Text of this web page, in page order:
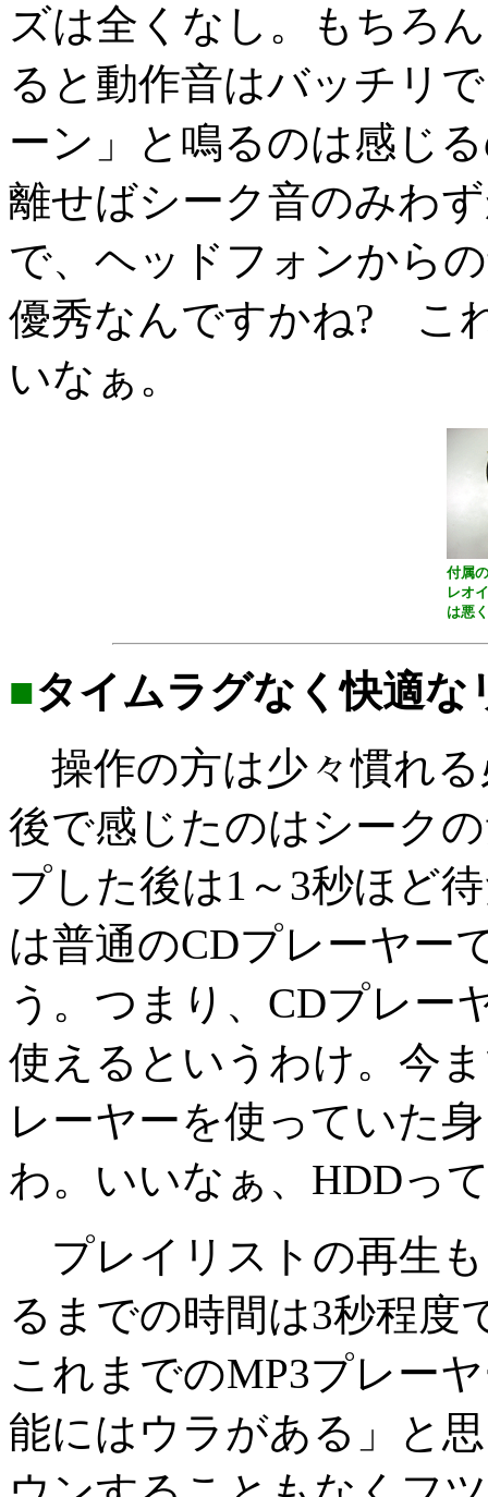
ズは全くなし。もちろ
ると動作音はバッチリ
ーン」と鳴るのは感じ
離せばシーク音のみわ
で、ヘッドフォンから
優秀なんですかね? こ
いなぁ。
付属
レオ
は悪
■タイムラグなく快適な
操作の方は少々慣れ
後で感じたのはシーク
プした後は1～3秒ほど
は普通のCDプレーヤー
う。つまり、CDプレー
使えるというわけ。今
レーヤーを使っていた
わ。いいなぁ、HDDっ
プレイリストの再生
るまでの時間は3秒程度
これまでのMP3プレー
能にはウラがある」と